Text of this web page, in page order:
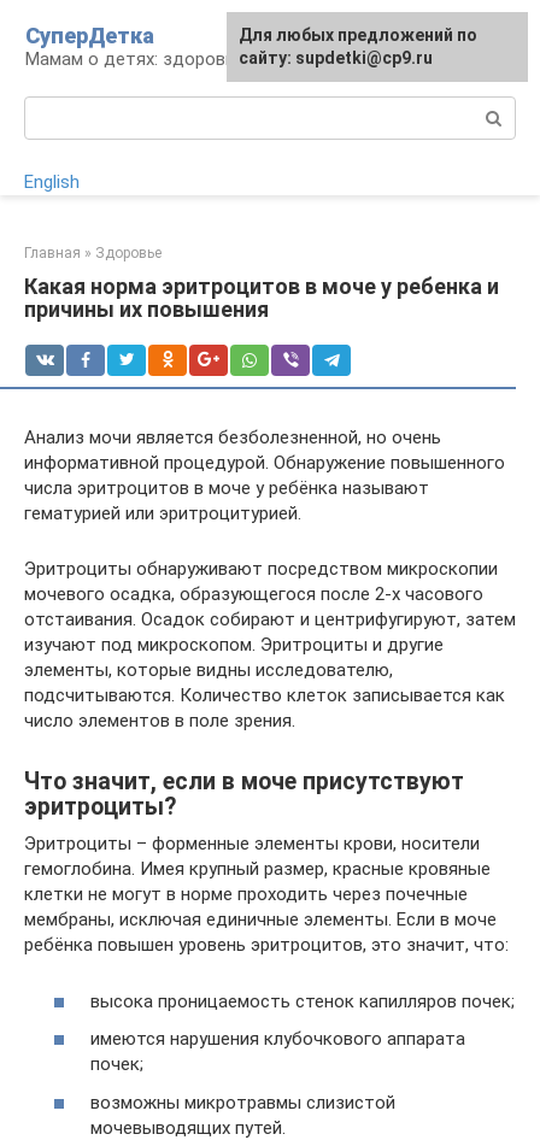
контенту
СуперДетка
Мамам о детях: здоровье, уход, развитие
English
Главная » Здоровье
Какая норма эритроцитов в моче у ребенка и
причины их повышения
Анализ мочи является безболезненной, но очень
информативной процедурой. Обнаружение повышенного
числа эритроцитов в моче у ребёнка называют
гематурией или эритроцитурией.
Эритроциты обнаруживают посредством микроскопии
мочевого осадка, образующегося после 2-х часового
отстаивания. Осадок собирают и центрифугируют, затем
изучают под микроскопом. Эритроциты и другие
элементы, которые видны исследователю,
подсчитываются. Количество клеток записывается как
число элементов в поле зрения.
Что значит, если в моче присутствуют
эритроциты?
Эритроциты – форменные элементы крови, носители
гемоглобина. Имея крупный размер, красные кровяные
клетки не могут в норме проходить через почечные
мембраны, исключая единичные элементы. Если в моче
ребёнка повышен уровень эритроцитов, это значит, что:
высока проницаемость стенок капилляров почек;
имеются нарушения клубочкового аппарата
почек;
возможны микротравмы слизистой
мочевыводящих путей.
Для любых предложений по
сайту: supdetki@cp9.ru